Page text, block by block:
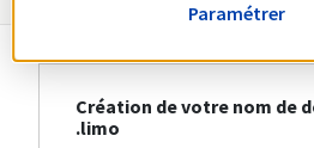
Création de votre nom de
.limo
Paramétrer